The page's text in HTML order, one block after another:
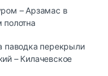
– Арзамас в
полотна
паводка перекрыли
– Килачевское